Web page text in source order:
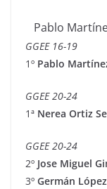
Pablo
GGEE 16-19
1º Pablo
GGEE 20-24
1ª Nerea Ortiz
GGEE 20-24
2º Jose Miguel
3º Germán